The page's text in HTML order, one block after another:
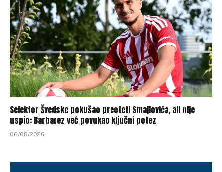
Selektor Švedske pokušao preoteti Smajlovića, ali nije
uspio: Barbarez već povukao ključni potez
06/08/2026